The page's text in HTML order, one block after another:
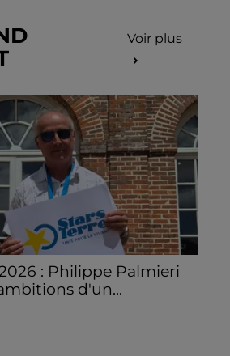
Voir plus
: Philippe Palmieri
d'un...
de la première
organisée du 18 au 20
au Château de Courtalain,